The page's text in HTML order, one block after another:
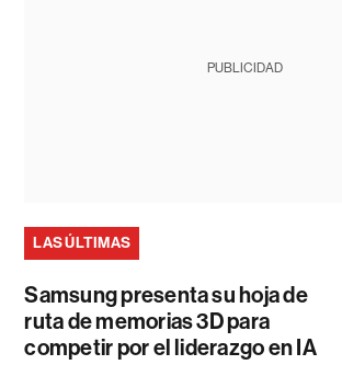
PUBLICIDAD
LAS ÚLTIMAS
Samsung presenta su hoja de
ruta de memorias 3D para
competir por el liderazgo en IA